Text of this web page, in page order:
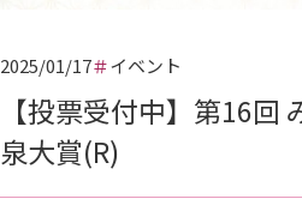
2025/01/17 イベント
【投票受付中】第16回
泉大賞(R)